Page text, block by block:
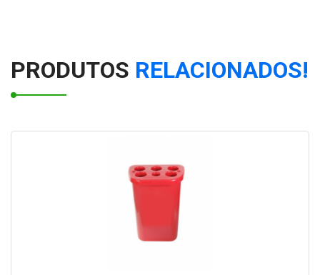
Cinzeiro Lixeira Plástica com Aro em Aço Inox - 50L
Dispenser em aço inox para copo de café de 50mL
PORTA EXTINTOR - FERRO PINTADO INOXIDÁVEL
Cinzeiro Lixeira em Pintura epóxi com Aro em Inox 22L
PRODUTOS RELACIONADOS!